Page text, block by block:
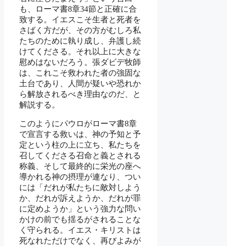
も、ローマ書8章34節と正確に合
致する。イエスこそ生者と死者を
さばく方だが、その方がむしろ私
たちのために執り成し、弁護し続
けてくださる。それ以上に大きな
慰めはないだろう。張ダビデ牧師
は、これこそ救われた者の強固な
土台であり、人間が疑いや恐れか
ら解放されるべき理由なのだ、と
解説する。
このようにパウロがローマ書8章
で宣言する救いは、神の予知と予
定という柱の上に立ち、私たちを
召してくださる召命と義とされる
称義、そして最終的に栄光の座へ
導かれる神の摂理が連なり、つい
には「だれが私たちに敵対しよう
か、だれが訴えようか、だれが罪
に定めようか」という強力な問い
かけの前でも揺るがされることな
く守られる。イエス・キリストは
死なれただけでなく、再びよみが